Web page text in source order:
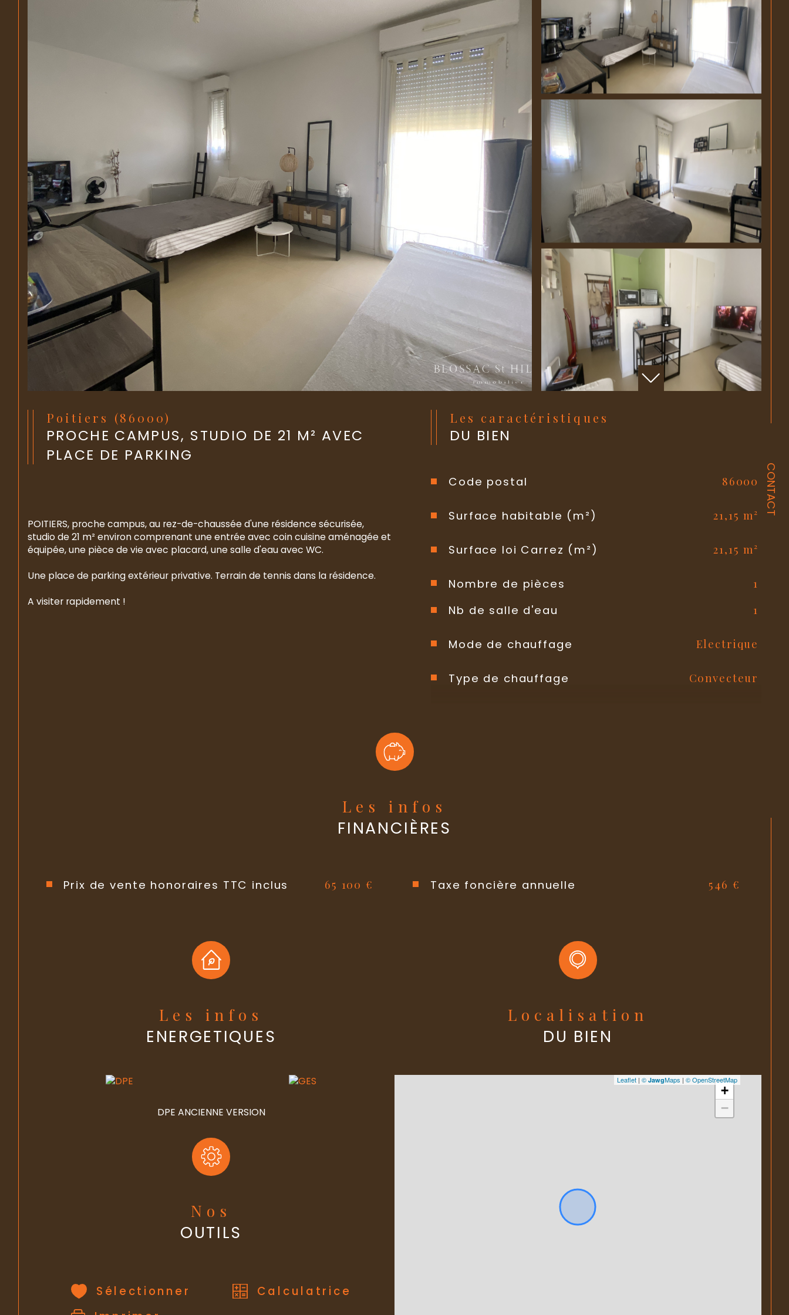
CONTACT
Poitiers (86000)
PROCHE CAMPUS, STUDIO DE 21 M² AVEC
PLACE DE PARKING
POITIERS, proche campus, au rez-de-chaussée d'une résidence sécurisée,
studio de 21 m² environ comprenant une entrée avec coin cuisine aménagée et
équipée, une pièce de vie avec placard, une salle d'eau avec WC.
Une place de parking extérieur privative. Terrain de tennis dans la résidence.
A visiter rapidement !
Les caractéristiques
DU BIEN
Code postal 86000
Surface habitable (m²) 21,15 m²
Surface loi Carrez (m²) 21,15 m²
Nombre de pièces
1
Nb de salle d'eau
1
Mode de chauffage Electrique
Type de chauffage Convecteur
Les infos
FINANCIÈRES
Prix de vente honoraires TTC inclus 65 100 € Taxe foncière annuelle 546 €
Les infos
ENERGETIQUES
DPE ANCIENNE VERSION
Nos
OUTILS
Sélectionner
Calculatrice
Localisation
DU BIEN
+
−
Leaflet| © JawgMaps | © OpenStreetMap